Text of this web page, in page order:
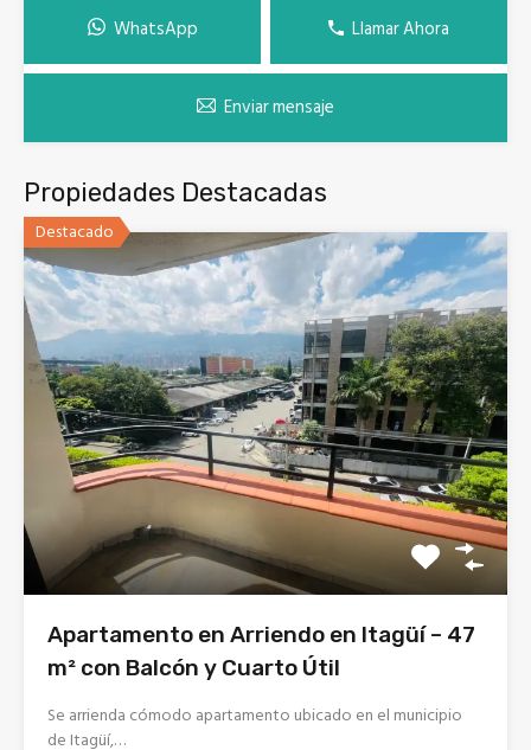
WhatsApp Llamar Ahora
Enviar mensaje
Propiedades Destacadas
Destacado
Apartamento en Arriendo en Itagüí – 47
m² con Balcón y Cuarto Útil
Se arrienda cómodo apartamento ubicado en el municipio
de Itagüí,…